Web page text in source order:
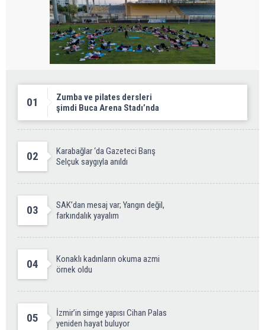
01
Zumba ve pilates dersleri
şimdi Buca Arena Stadı’nda
02
Karabağlar ‘da Gazeteci Barış
Selçuk saygıyla anıldı
03
SAK’dan mesaj var; Yangın değil,
farkındalık yayalım
04
Konaklı kadınların okuma azmi
örnek oldu
05
İzmir’in simge yapısı Cihan Palas
yeniden hayat buluyor